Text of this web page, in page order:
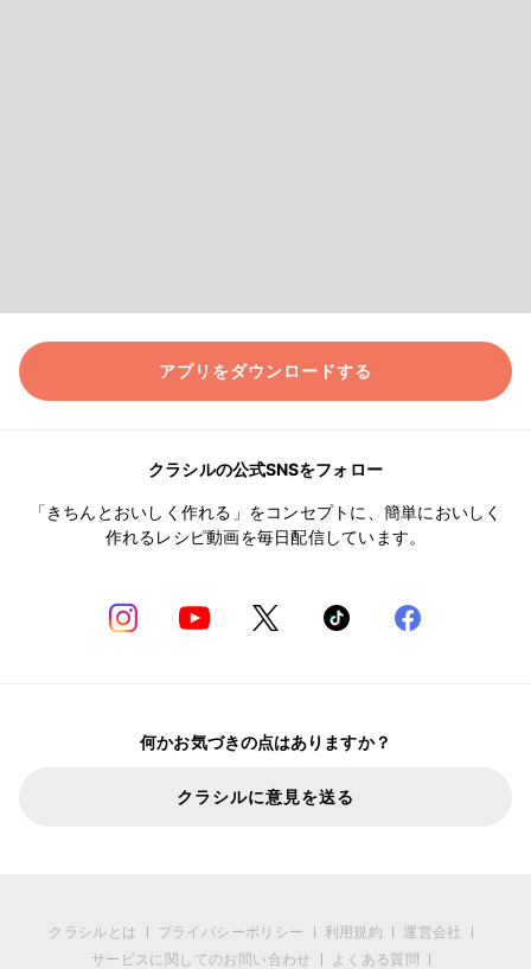
アプリをダウンロードする
クラシルの公式SNSをフォロー
「きちんとおいしく作れる」をコンセプトに、簡単においしく
作れるレシピ動画を毎日配信しています。
何かお気づきの点はありますか？
クラシルに意見を送る
クラシルとは プライバシーポリシー 利用規約
運営会社
サービスに関してのお問い合わせ
よくある質問